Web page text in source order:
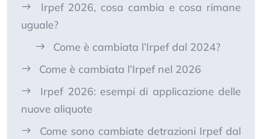
Irpef 2026, cosa cambia e cosa rimane
uguale?
Come è cambiata l’Irpef dal 2024?
Come è cambiata l’Irpef nel 2026
Irpef 2026: esempi di applicazione delle
nuove aliquote
Come sono cambiate detrazioni Irpef dal